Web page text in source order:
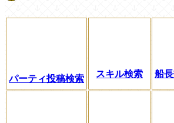
パーティ投稿検索
スキル検索 船